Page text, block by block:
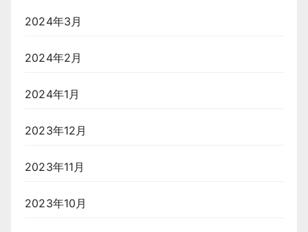
2024年3月
2024年2月
2024年1月
2023年12月
2023年11月
2023年10月